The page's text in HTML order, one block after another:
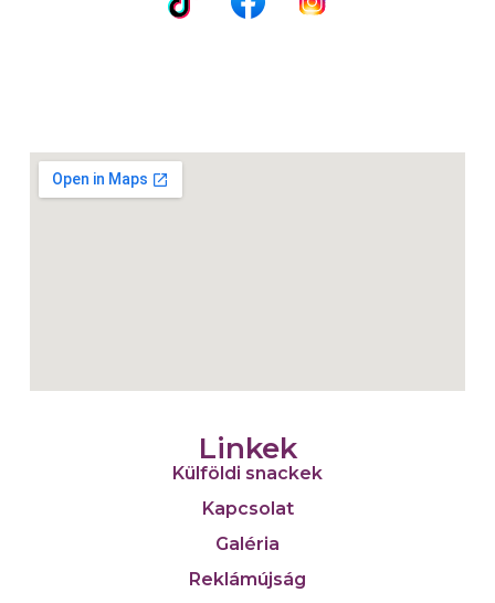
Linkek
Külföldi snackek
Kapcsolat
Galéria
Reklámújság